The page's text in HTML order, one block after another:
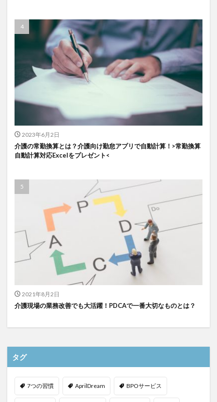
2023年6月2日
介護の常勤換算とは？介護向け勤怠アプリで自動計算！>常勤換算
自動計算対応Excelをプレゼント<
2021年8月2日
介護現場の業務改善でも大活躍！PDCAで一番大切なものとは？
タグ
7つの習慣 AprilDream BPOサービス